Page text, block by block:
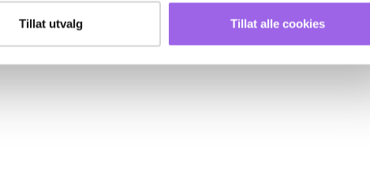
Tillat utvalg Tillat alle cookies